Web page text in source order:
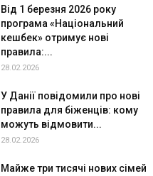
Від 1 березня 2026 року
програма «Національний
кешбек» отримує нові
правила:...
28.02.2026
У Данії повідомили про нові
правила для біженців: кому
можуть відмовити...
28.02.2026
Майже три тисячі нових сімей